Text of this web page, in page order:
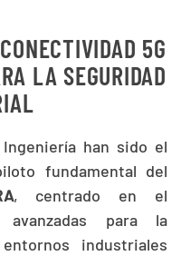
5G
LA SEGURIDAD
han sido el
fundamental del
, centrado en el
para la
industriales